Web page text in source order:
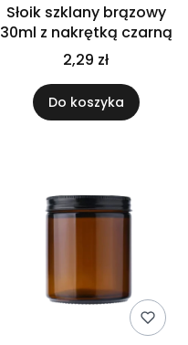
Słoik szklany brązowy
30ml z nakrętką czarną
2,29 zł
Do koszyka